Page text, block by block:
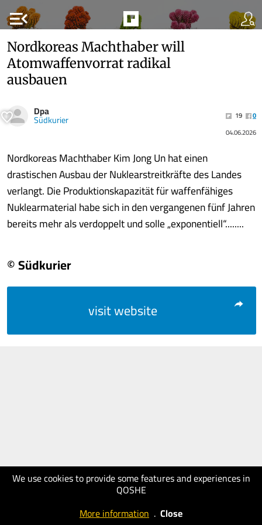
menu_open
We use cookies to provide some features and experiences in
QOSHE
More information . Close
Nordkoreas Machthaber will
Atomwaffenvorrat radikal
ausbauen
Dpa
Südkurier 19
0
04.06.2026
Nordkoreas Machthaber Kim Jong Un hat einen
drastischen Ausbau der Nuklearstreitkräfte des Landes
verlangt. Die Produktionskapazität für waffenfähiges
Nuklearmaterial habe sich in den vergangenen fünf Jahren
bereits mehr als verdoppelt und solle „exponentiell“........
© Südkurier
visit website